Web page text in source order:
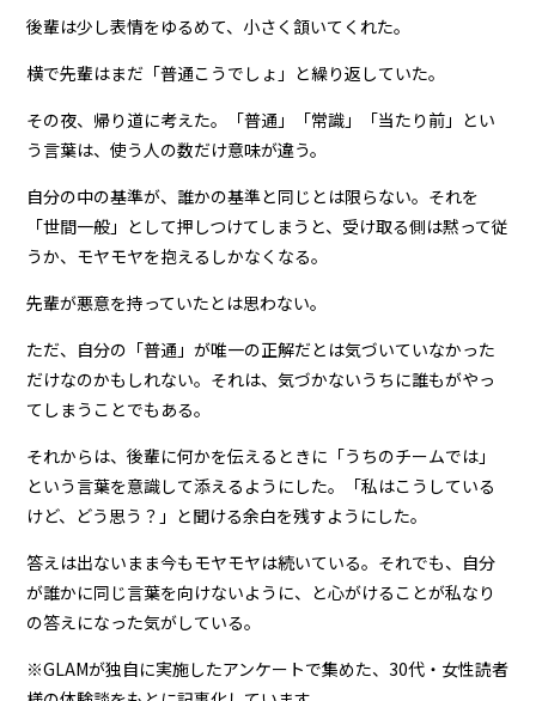
後輩は少し表情をゆるめて、小さく頷いてくれた。
横で先輩はまだ「普通こうでしょ」と繰り返していた。
その夜、帰り道に考えた。「普通」「常識」「当たり前」とい
う言葉は、使う人の数だけ意味が違う。
自分の中の基準が、誰かの基準と同じとは限らない。それを
「世間一般」として押しつけてしまうと、受け取る側は黙って従
うか、モヤモヤを抱えるしかなくなる。
先輩が悪意を持っていたとは思わない。
ただ、自分の「普通」が唯一の正解だとは気づいていなかった
だけなのかもしれない。それは、気づかないうちに誰もがやっ
てしまうことでもある。
それからは、後輩に何かを伝えるときに「うちのチームでは」
という言葉を意識して添えるようにした。「私はこうしている
けど、どう思う？」と聞ける余白を残すようにした。
答えは出ないまま今もモヤモヤは続いている。それでも、自分
が誰かに同じ言葉を向けないように、と心がけることが私なり
の答えになった気がしている。
※GLAMが独自に実施したアンケートで集めた、30代・女性読者